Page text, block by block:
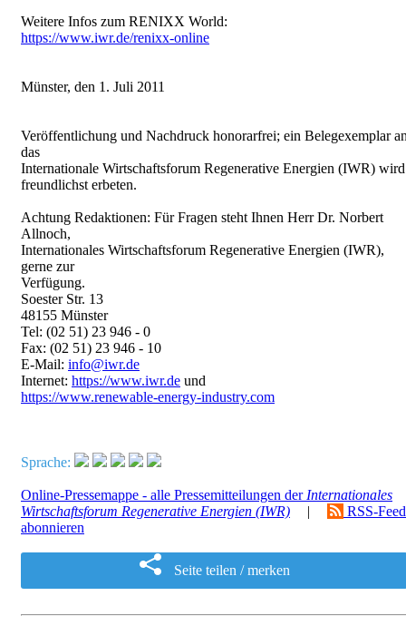
Weitere Infos zum RENIXX World:
https://www.iwr.de/renixx-online
Münster, den 1. Juli 2011
Veröffentlichung und Nachdruck honorarfrei; ein Belegexemplar
das
Internationale Wirtschaftsforum Regenerative Energien (IWR) wird
freundlichst erbeten.
Achtung Redaktionen: Für Fragen steht Ihnen Herr Dr. Norbert
Allnoch,
Internationales Wirtschaftsforum Regenerative Energien (IWR),
gerne zur
Verfügung.
Soester Str. 13
48155 Münster
Tel: (02 51) 23 946 - 0
Fax: (02 51) 23 946 - 10
E-Mail: info@iwr.de
Internet: https://www.iwr.de und
https://www.renewable-energy-industry.com
Sprache:
Online-Pressemappe - alle Pressemitteilungen der Internationales
Wirtschaftsforum Regenerative Energien (IWR)
|
RSS-Feed
abonnieren
Seite teilen / merken